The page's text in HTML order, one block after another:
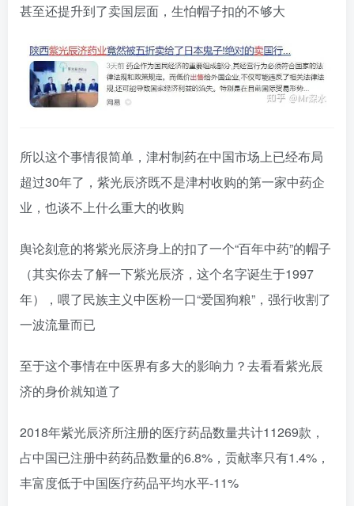
甚至还提升到了卖国层面，生怕帽子扣的不够大
所以这个事情很简单，津村制药在中国市场上已经布局
超过30年了，紫光辰济既不是津村收购的第一家中药企
业，也谈不上什么重大的收购
舆论刻意的将紫光辰济身上的扣了一个“百年中药”的帽子
（其实你去了解一下紫光辰济，这个名字诞生于1997
年），喂了民族主义中医粉一口“爱国狗粮”，强行收割了
一波流量而已
至于这个事情在中医界有多大的影响力？去看看紫光辰
济的身价就知道了
2018年紫光辰济所注册的医疗药品数量共计11269款，
占中国已注册中药药品数量的6.8%，贡献率只有1.4%，
丰富度低于中国医疗药品平均水平-11%